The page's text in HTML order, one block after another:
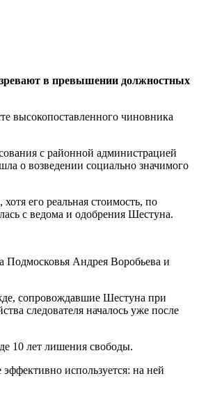
в превышении должностных
высокопоставленного чиновника
с районной администрацией
о возведении социально значимого
его реальная стоимость, по
с ведома и одобрения Шестуна.
Подмосковья Андрея Воробьева и
сопровождавшие Шестуна при
следователя началось уже после
10 лет лишения свободы.
используется: на ней